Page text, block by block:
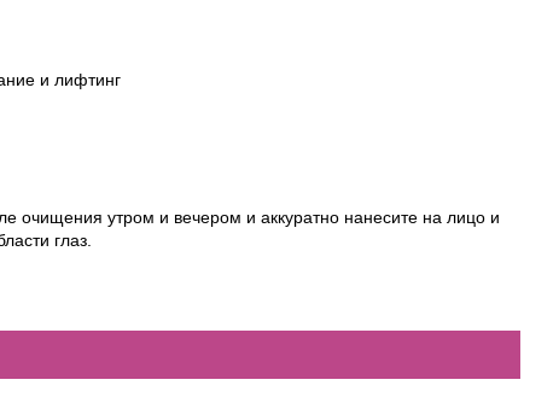
и лифтинг
очищения утром и вечером и аккуратно нанесите на лицо и
глаз.